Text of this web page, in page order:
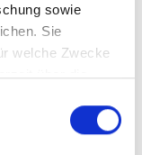
sowie
Sie
welche Zwecke
über die